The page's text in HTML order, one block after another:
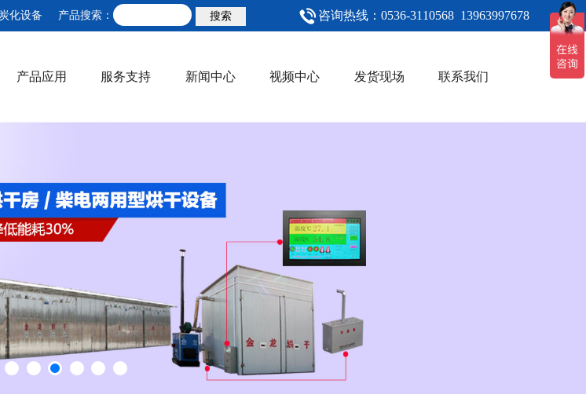
化设备 产品搜索： 咨询热线：0536-3110568 13963997678
产品应用 服务支持 新闻中心 视频中心 发货现场 联系我们